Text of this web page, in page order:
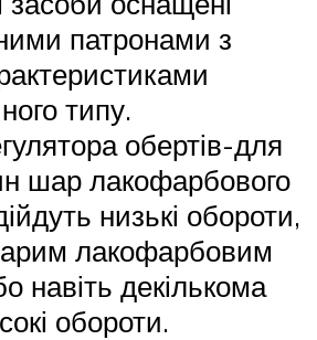
патронами з
типу.
обертів-для
шар лакофарбового
низькі обороти,
лакофарбовим
навіть декількома
обороти.